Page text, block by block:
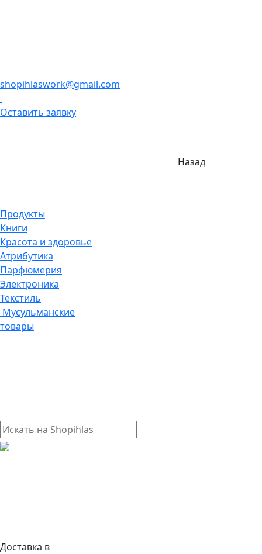
shopihlaswork@gmail.com
Оставить заявку
Назад
Продукты
Книги
Красота и здоровье
Атрибутика
Парфюмерия
Электроника
Текстиль
Мусульманские
товары
Доставка в